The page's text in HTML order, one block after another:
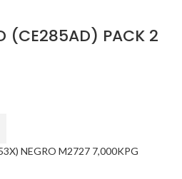
(CE285AD) PACK 2